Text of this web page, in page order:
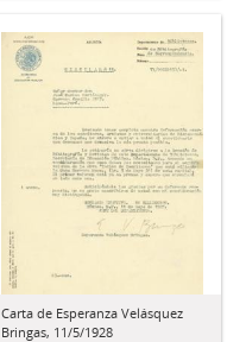
Carta de Esperanza Velásquez
Bringas, 11/5/1928